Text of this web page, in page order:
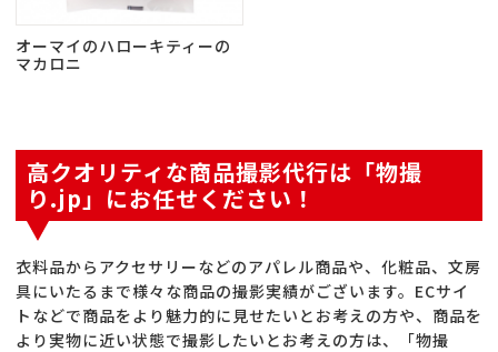
オーマイのハローキティーの
マカロニ
高クオリティな商品撮影代行は「物撮
り.jp」にお任せください！
衣料品からアクセサリーなどのアパレル商品や、化粧品、文房
具にいたるまで様々な商品の撮影実績がございます。ECサイ
トなどで商品をより魅力的に見せたいとお考えの方や、商品を
より実物に近い状態で撮影したいとお考えの方は、「物撮